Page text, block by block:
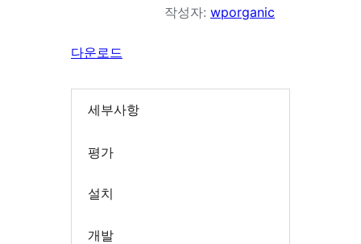
작성자: wporganic
다운로드
세부사항
평가
설치
개발